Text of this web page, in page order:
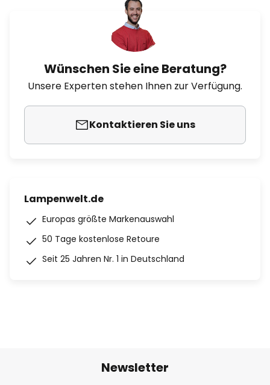
Wünschen Sie eine Beratung?
Unsere Experten stehen Ihnen zur Verfügung.
Kontaktieren Sie uns
Lampenwelt.de
Europas größte Markenauswahl
50 Tage kostenlose Retoure
Seit 25 Jahren Nr. 1 in Deutschland
Newsletter